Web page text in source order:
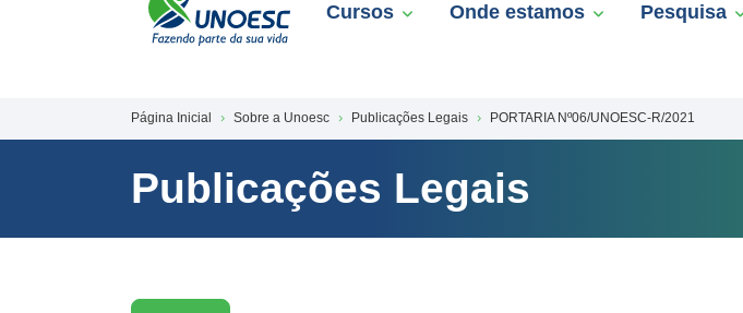
Cursos Onde estamos Pesquisa
Página Inicial Sobre a Unoesc Publicações Legais PORTARIA Nº06/UNOESC-R/2021
Publicações Legais